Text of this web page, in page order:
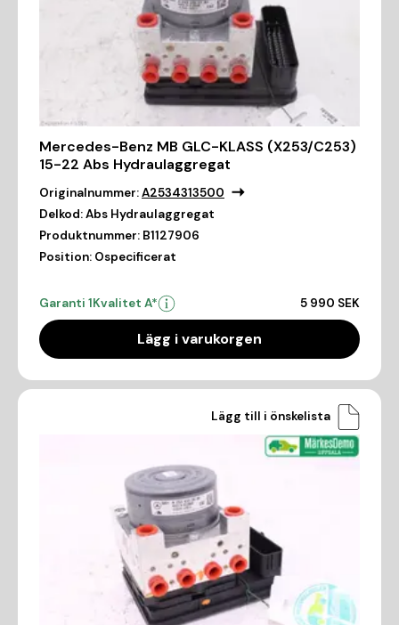
Mercedes-Benz MB GLC-KLASS (X253/C253)
15-22 Abs Hydraulaggregat
Originalnummer:A2534313500
Delkod:Abs Hydraulaggregat
Produktnummer: B1127906
Position: Ospecificerat
Garanti 1Kvalitet A* 5 990 SEK
Lägg i varukorgen
Lägg till i önskelista